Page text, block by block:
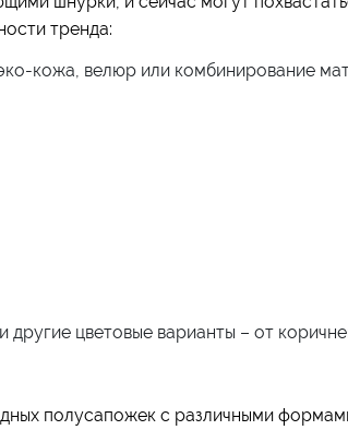
тренда:
кожа, велюр или комбинирование
цветовые варианты – от
полусапожек с различными